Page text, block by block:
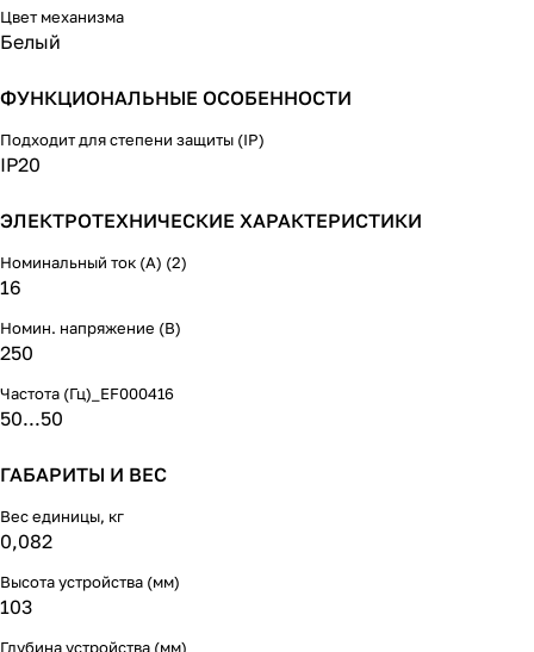
Цвет механизма
Белый
ФУНКЦИОНАЛЬНЫЕ ОСОБЕННОСТИ
Подходит для степени защиты (IP)
IP20
ЭЛЕКТРОТЕХНИЧЕСКИЕ ХАРАКТЕРИСТИКИ
Номинальный ток (А) (2)
16
Номин. напряжение (В)
250
Частота (Гц)_EF000416
50...50
ГАБАРИТЫ И ВЕС
Вес единицы, кг
0,082
Высота устройства (мм)
103
Глубина устройства (мм)